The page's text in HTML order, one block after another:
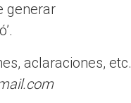
generar
aclaraciones, etc.